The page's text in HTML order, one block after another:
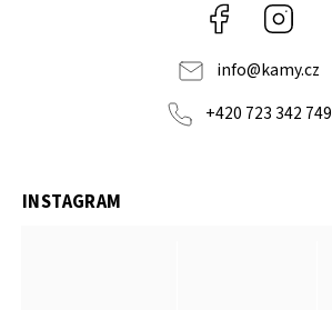
Facebook
info@kamy.cz
+420 723 342 749
INSTAGRAM